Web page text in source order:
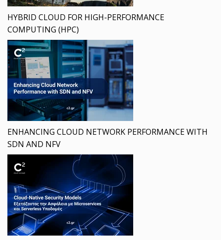
HYBRID CLOUD FOR HIGH-PERFORMANCE
COMPUTING (HPC)
ENHANCING CLOUD NETWORK PERFORMANCE WITH
SDN AND NFV